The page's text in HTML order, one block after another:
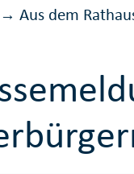
→ Aus dem